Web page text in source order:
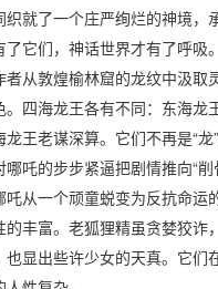
就了一个庄严绚烂的神境，
了它们，神话世界才有了呼
者从敦煌榆林窟的龙纹中汲
。四海龙王各有不同：东海
王老谋深算。它们不再是“
吒的步步紧逼把剧情推向“
从一个顽童蜕变为反抗命运
的丰富。老狐狸精虽贪婪狡诈
也显出些许少女的天真。它们